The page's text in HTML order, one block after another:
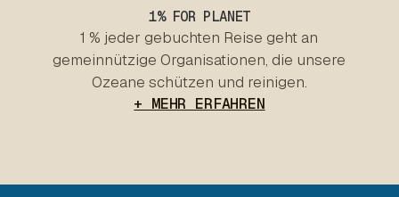
1% FOR PLANET
1 % jeder gebuchten Reise geht an
gemeinnützige Organisationen, die unsere
Ozeane schützen und reinigen.
+ MEHR ERFAHREN